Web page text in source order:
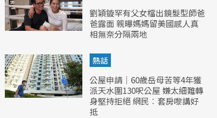
劉穎鏇罕有父女檔出鏡髮型師爸
爸露面 親曝媽媽留美國感人真
相無奈分隔兩地
熱話
公屋申請｜60歲岳母苦等4年獲
派天水圍130呎公屋 嫌太細難轉
身堅持拒絕 網民︰套房嚟講好
抵